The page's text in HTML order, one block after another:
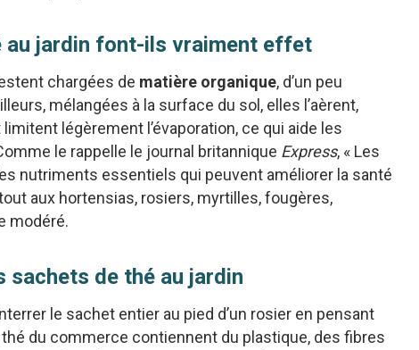
au jardin font-ils vraiment effet
chargées de matière organique, d’un peu
mélangées à la surface du sol, elles l’aèrent,
légèrement l’évaporation, ce qui aide les
le rappelle le journal britannique Express, « Les
nutriments essentiels qui peuvent améliorer la santé
aux hortensias, rosiers, myrtilles, fougères,
modéré.
sachets de thé au jardin
le sachet entier au pied d’un rosier en pensant
du commerce contiennent du plastique, des fibres